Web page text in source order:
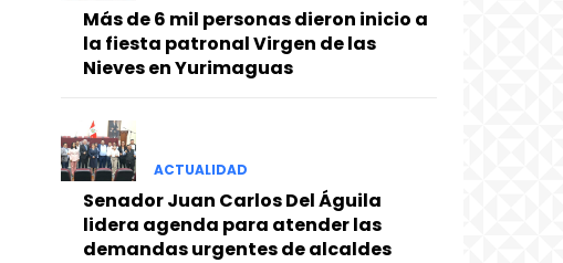
Más de 6 mil personas dieron inicio a
la fiesta patronal Virgen de las
Nieves en Yurimaguas
ACTUALIDAD
Senador Juan Carlos Del Águila
lidera agenda para atender las
demandas urgentes de alcaldes